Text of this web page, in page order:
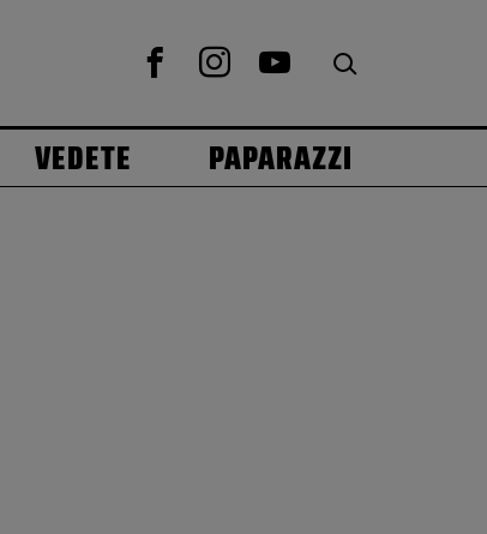
VEDETE PAPARAZZI